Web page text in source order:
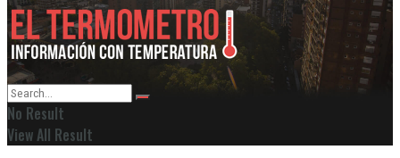
No Result
View All Result